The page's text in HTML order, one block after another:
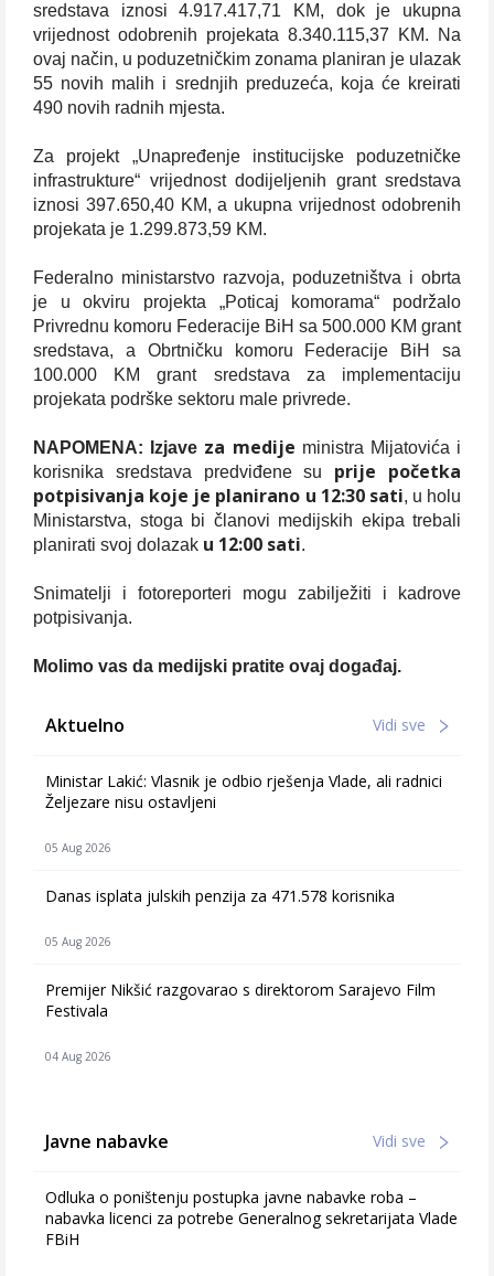
sredstava iznosi 4.917.417,71 KM, dok je ukupna
vrijednost odobrenih projekata 8.340.115,37 KM. Na
ovaj način, u poduzetničkim zonama planiran je ulazak
55 novih malih i srednjih preduzeća, koja će kreirati
490 novih radnih mjesta.
Za projekt „Unapređenje institucijske poduzetničke
infrastrukture“ vrijednost dodijeljenih grant sredstava
iznosi 397.650,40 KM, a ukupna vrijednost odobrenih
projekata je 1.299.873,59 KM.
Federalno ministarstvo razvoja, poduzetništva i obrta
je u okviru projekta „Poticaj komorama“ podržalo
Privrednu komoru Federacije BiH sa 500.000 KM grant
sredstava, a Obrtničku komoru Federacije BiH sa
100.000 KM grant sredstava za implementaciju
projekata podrške sektoru male privrede.
NAPOMENA: Izjave za medije ministra Mijatovića i
korisnika sredstava predviđene su prije početka
potpisivanja koje je planirano u 12:30 sati, u holu
Ministarstva, stoga bi članovi medijskih ekipa trebali
planirati svoj dolazak u 12:00 sati.
Snimatelji i fotoreporteri mogu zabilježiti i kadrove
potpisivanja.
Molimo vas da medijski pratite ovaj događaj.
Aktuelno Vidi sve
Ministar Lakić: Vlasnik je odbio rješenja Vlade, ali radnici
Željezare nisu ostavljeni
05 Aug 2026
Danas isplata julskih penzija za 471.578 korisnika
05 Aug 2026
Premijer Nikšić razgovarao s direktorom Sarajevo Film
Festivala
04 Aug 2026
Javne nabavke Vidi sve
Odluka o poništenju postupka javne nabavke roba –
nabavka licenci za potrebe Generalnog sekretarijata Vlade
FBiH